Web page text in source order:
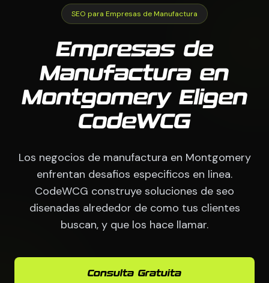
SEO para Empresas de Manufactura
Empresas de
Manufactura en
Montgomery Eligen
CodeWCG
Los negocios de manufactura en Montgomery
enfrentan desafios especificos en linea.
CodeWCG construye soluciones de seo
disenadas alrededor de como tus clientes
buscan, y que los hace llamar.
Consulta Gratuita